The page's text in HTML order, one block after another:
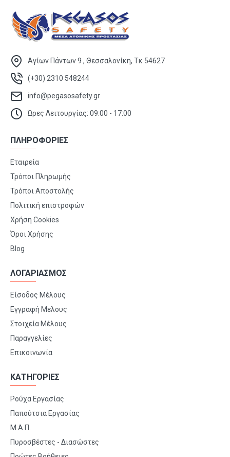
Αγίων Πάντων 9 , Θεσσαλονίκη, Τκ 54627
(+30) 2310 548244
info@pegasosafety.gr
Ώρες Λειτουργίας: 09:00 - 17:00
ΠΛΗΡΟΦΟΡΙΕΣ
Εταιρεία
Τρόποι Πληρωμής
Τρόποι Αποστολής
Πολιτική επιστροφών
Χρήση Cookies
Όροι Χρήσης
Blog
ΛΟΓΑΡΙΑΣΜΟΣ
Είσοδος Μέλους
Εγγραφή Μελους
Στοιχεία Μέλους
Παραγγελίες
Επικοινωνία
ΚΑΤΗΓΟΡΙΕΣ
Ρούχα Εργασίας
Παπούτσια Εργασίας
Μ.Α.Π.
Πυροσβέστες - Διασώστες